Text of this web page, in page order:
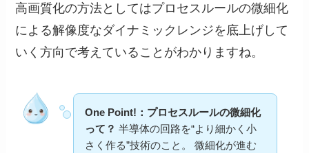
高画質化の方法としてはプロセスルールの微細化
による解像度なダイナミックレンジを底上げして
いく方向で考えていることがわかりますね。
One Point!：プロセスルールの微細化
って？ 半導体の回路を“より細かく小
さく作る”技術のこと。 微細化が進む